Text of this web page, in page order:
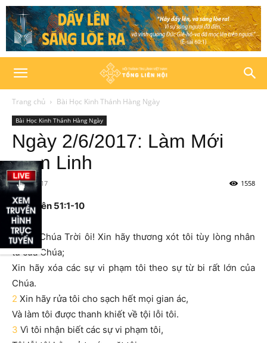
Trang chủ Bài Học Kinh Thánh Hàng Ngày
Bài Học Kinh Thánh Hàng Ngày
Ngày 2/6/2017: Làm Mới
Tâm Linh
02/06/2017 1558
Thi Thiên 51:1-10
1Đức Chúa Trời ôi! Xin hãy thương xót tôi tùy lòng nhân
từ của Chúa;
Xin hãy xóa các sự vi phạm tôi theo sự từ bi rất lớn của
Chúa.
2 Xin hãy rửa tôi cho sạch hết mọi gian ác,
Và làm tôi được thanh khiết về tội lỗi tôi.
3 Vì tôi nhận biết các sự vi phạm tôi,